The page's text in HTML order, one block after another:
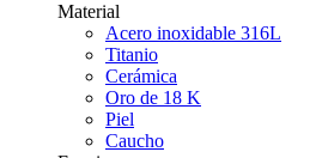
Material
Acero inoxidable 316L
Titanio
Cerámica
Oro de 18 K
Piel
Caucho